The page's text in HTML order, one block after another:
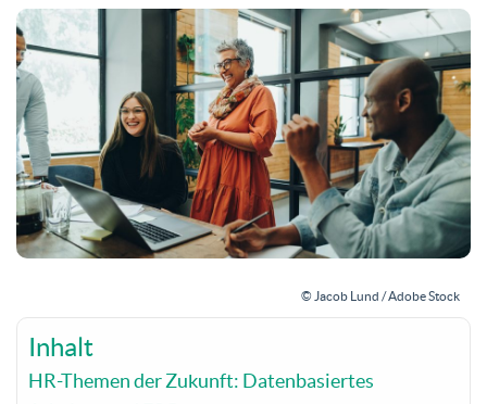
© Jacob Lund / Adobe Stock
Inhalt
HR-Themen der Zukunft: Datenbasiertes